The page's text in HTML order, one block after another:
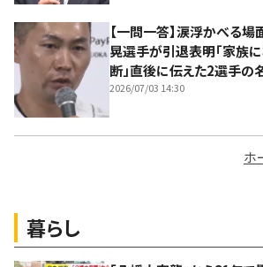
【一問一答】涙浮かべる
晃選手が引退表明「家族
断」直後に伝えた2選手
2026/07/03 14:30
ホ
暮らし